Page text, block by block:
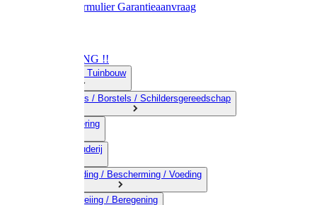
RetourformulierGarantieaanvraag
OPRUIMING !!
01) Land-& Tuinbouw
02) Bezems / Borstels / Schildersgereedschap
03) Afrastering
04) Veehouderij
05) Bestrijding / Bescherming / Voeding
06) Besproeiing / Beregening